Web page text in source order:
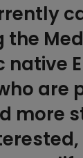
the
native
are
more